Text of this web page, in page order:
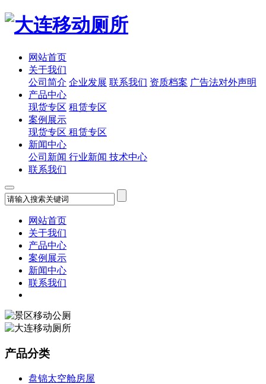
网站首页
关于我们
公司简介 企业发展 联系我们 资质档案 广告法对外声明
产品中心
现货专区 租赁专区
案例展示
现货专区 租赁专区
新闻中心
公司新闻 行业新闻 技术中心
联系我们
网站首页
关于我们
产品中心
案例展示
新闻中心
联系我们
产品分类
盘锦太空舱房屋